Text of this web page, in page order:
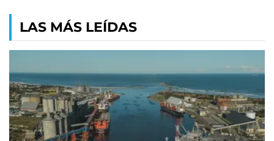
LAS MÁS LEÍDAS